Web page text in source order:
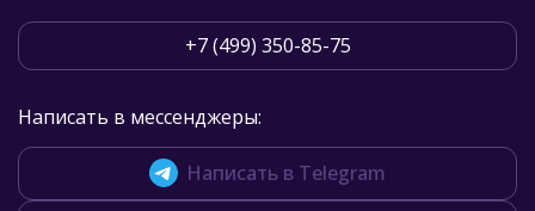
+7 (499) 350-85-75
Написать в мессенджеры:
Написать в Telegram